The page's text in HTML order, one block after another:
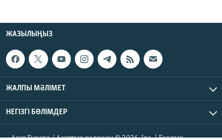
ЖАЗЫЛЫҢЫЗ
ЖАЛПЫ МӘЛІМЕТ
НЕГІЗГІ БӨЛІМДЕР
Азат Еуропа / Азаттық радиосы © 2026, Inc. | Барлық